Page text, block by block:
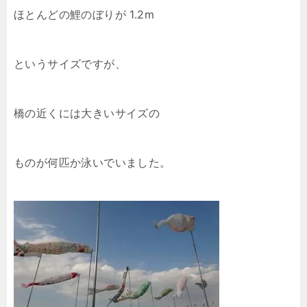
ほとんどの鯉のぼりが 1.2m
というサイズですが、
橋の近くには大きいサイズの
ものが何匹か泳いでいました。